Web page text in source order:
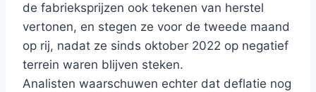
de fabrieksprijzen ook tekenen van herstel
vertonen, en stegen ze voor de tweede maand
op rij, nadat ze sinds oktober 2022 op negatief
terrein waren blijven steken.
Analisten waarschuwen echter dat deflatie nog